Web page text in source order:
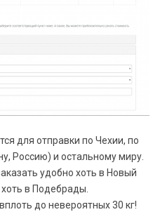
для отправки по Чехии, по
Россию) и остальному миру.
удобно хоть в Новый
в Подебрады.
до невероятных 30 кг!